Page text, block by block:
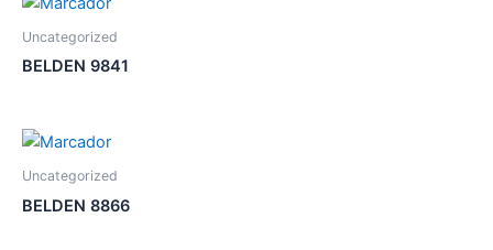
Uncategorized
BELDEN 9841
Uncategorized
BELDEN 8866